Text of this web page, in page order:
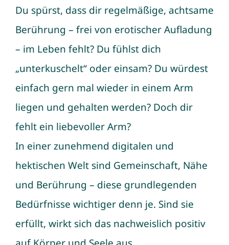
Du spürst, dass dir regelmäßige, achtsame
Berührung – frei von erotischer Aufladung
– im Leben fehlt? Du fühlst dich
„unterkuschelt“ oder einsam? Du würdest
einfach gern mal wieder in einem Arm
liegen und gehalten werden? Doch dir
fehlt ein liebevoller Arm?
In einer zunehmend digitalen und
hektischen Welt sind Gemeinschaft, Nähe
und Berührung – diese grundlegenden
Bedürfnisse wichtiger denn je. Sind sie
erfüllt, wirkt sich das nachweislich positiv